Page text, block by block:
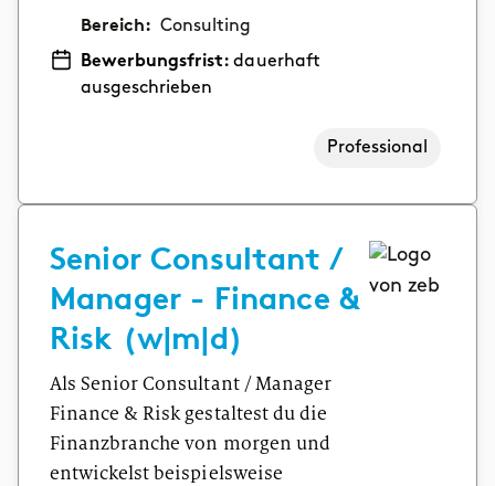
Bereich: Consulting
Bewerbungsfrist:dauerhaft
ausgeschrieben
Professional
Senior Consultant /
Manager - Finance &
Risk (w|m|d)
Als Senior Consultant / Manager
Finance & Risk gestaltest du die
Finanzbranche von morgen und
entwickelst beispielsweise